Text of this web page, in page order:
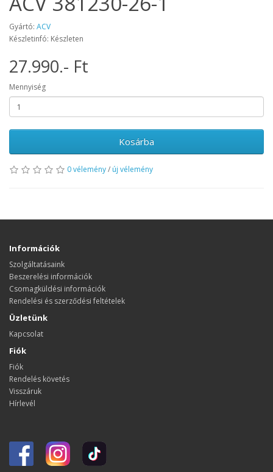
Gyártó: ACV
Készletinfó: Készleten
27.990.- Ft
Mennyiség
Kosárba
0 vélemény/ új vélemény
Információk
Szolgáltatásaink
Beszerelési információk
Csomagküldési információk
Rendelési és szerződési feltételek
Üzletünk
Kapcsolat
Fiók
Fiók
Rendelés követés
Visszáruk
Hírlevél